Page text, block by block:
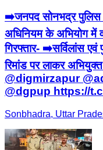
➡️जनपद सोनभद्र पुलिस
अधिनियम के अभियोग में
गिरफ्तार- ➡️सर्विलांस एवं
रिमांड पर लाकर
@digmirzapur
@dgpup https://
Sonbhadra, Uttar